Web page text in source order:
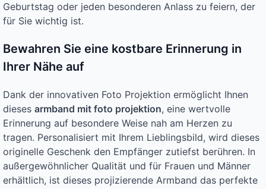
Geburtstag oder jeden besonderen Anlass zu feiern, der
für Sie wichtig ist.
Bewahren Sie eine kostbare Erinnerung in
Ihrer Nähe auf
Dank der innovativen Foto Projektion ermöglicht Ihnen
dieses armband mit foto projektion, eine wertvolle
Erinnerung auf besondere Weise nah am Herzen zu
tragen. Personalisiert mit Ihrem Lieblingsbild, wird dieses
originelle Geschenk den Empfänger zutiefst berühren. In
außergewöhnlicher Qualität und für Frauen und Männer
erhältlich, ist dieses projizierende Armband das perfekte